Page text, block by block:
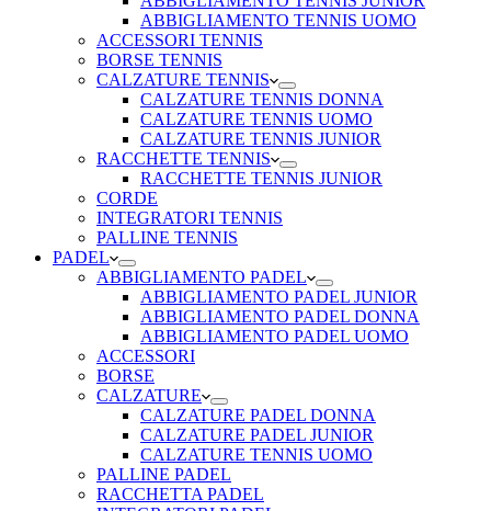
ABBIGLIAMENTO TENNIS UOMO
ACCESSORI TENNIS
BORSE TENNIS
CALZATURE TENNIS
CALZATURE TENNIS DONNA
CALZATURE TENNIS UOMO
CALZATURE TENNIS JUNIOR
RACCHETTE TENNIS
RACCHETTE TENNIS JUNIOR
CORDE
INTEGRATORI TENNIS
PALLINE TENNIS
PADEL
ABBIGLIAMENTO PADEL
ABBIGLIAMENTO PADEL JUNIOR
ABBIGLIAMENTO PADEL DONNA
ABBIGLIAMENTO PADEL UOMO
ACCESSORI
BORSE
CALZATURE
CALZATURE PADEL DONNA
CALZATURE PADEL JUNIOR
CALZATURE TENNIS UOMO
PALLINE PADEL
RACCHETTA PADEL